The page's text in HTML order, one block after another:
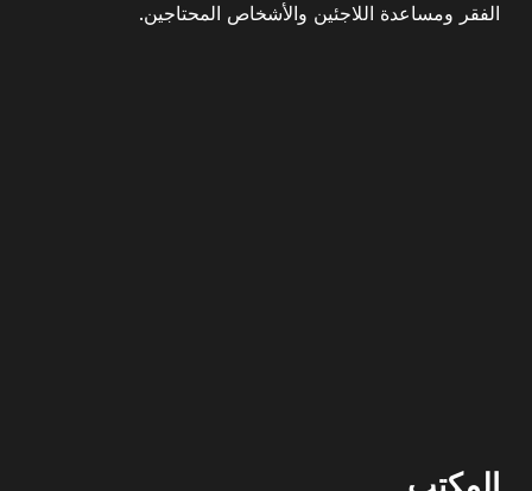
الفقر ومساعدة اللاجئين والأشخاص المحتاجين.